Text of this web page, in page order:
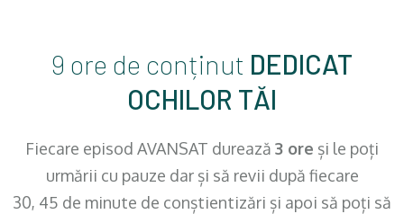
9 ore de conținut DEDICAT
OCHILOR TĂI
Fiecare episod AVANSAT durează 3 ore și le poți
urmării cu pauze dar și să revii după fiecare
30, 45 de minute de conștientizări și apoi să poți să